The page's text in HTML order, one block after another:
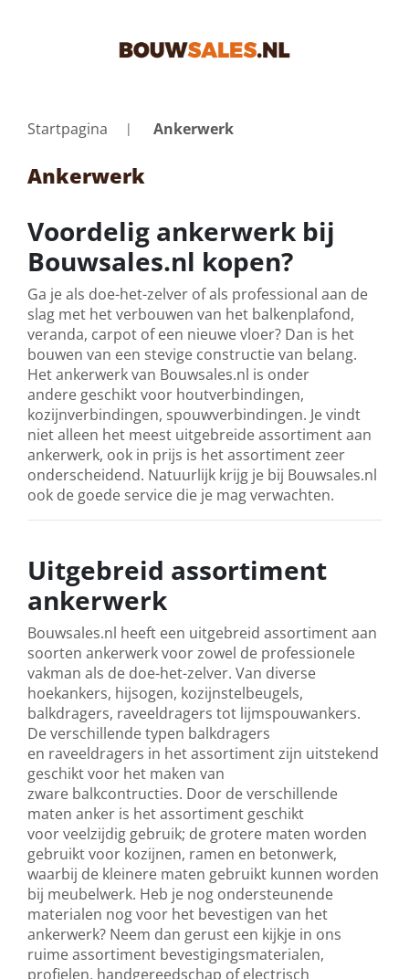
Startpagina Ankerwerk
Ankerwerk
Voordelig ankerwerk bij
Bouwsales.nl kopen?
Ga je als doe-het-zelver of als professional aan de
slag met het verbouwen van het balkenplafond,
veranda, carpot of een nieuwe vloer? Dan is het
bouwen van een stevige constructie van belang.
Het ankerwerk van Bouwsales.nl is onder
andere geschikt voor houtverbindingen,
kozijnverbindingen, spouwverbindingen. Je vindt
niet alleen het meest uitgebreide assortiment aan
ankerwerk, ook in prijs is het assortiment zeer
onderscheidend. Natuurlijk krijg je bij Bouwsales.nl
ook de goede service die je mag verwachten.
Uitgebreid assortiment
ankerwerk
Bouwsales.nl heeft een uitgebreid assortiment aan
soorten ankerwerk voor zowel de professionele
vakman als de doe-het-zelver. Van diverse
hoekankers, hijsogen, kozijnstelbeugels,
balkdragers, raveeldragers tot lijmspouwankers.
De verschillende typen balkdragers
en raveeldragers in het assortiment zijn uitstekend
geschikt voor het maken van
zware balkcontructies. Door de verschillende
maten anker is het assortiment geschikt
voor veelzijdig gebruik; de grotere maten worden
gebruikt voor kozijnen, ramen en betonwerk,
waarbij de kleinere maten gebruikt kunnen worden
bij meubelwerk. Heb je nog ondersteunende
materialen nog voor het bevestigen van het
ankerwerk? Neem dan gerust een kijkje in ons
ruime assortiment bevestigingsmaterialen,
profielen, handgereedschap ofelectrisch